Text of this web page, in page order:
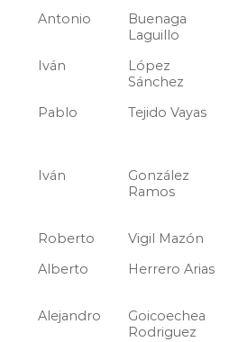
Antonio
Buenaga
Laguillo
Iván
López
Sánchez
Pablo Tejido Vayas
Iván
González
Ramos
Roberto Vigil Mazón
Alberto Herrero Arias
Alejandro
Goicoechea
Rodriguez